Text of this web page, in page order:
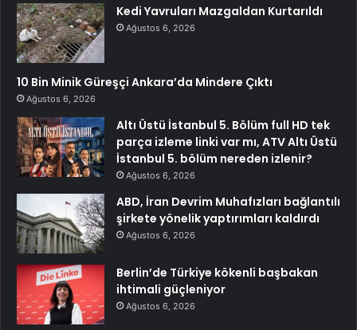
Kedi Yavruları Mazgaldan Kurtarıldı
Ağustos 6, 2026
10 Bin Minik Güreşçi Ankara’da Mindere Çıktı
Ağustos 6, 2026
Altı Üstü İstanbul 5. Bölüm full HD tek
parça izleme linki var mı, ATV Altı Üstü
İstanbul 5. bölüm nereden izlenir?
Ağustos 6, 2026
ABD, İran Devrim Muhafızları bağlantılı
şirkete yönelik yaptırımları kaldırdı
Ağustos 6, 2026
Berlin’de Türkiye kökenli başbakan
ihtimali güçleniyor
Ağustos 6, 2026